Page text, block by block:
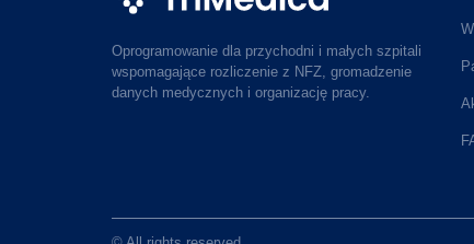
Oprogramowanie dla przychodni i małych szpitali
wspomagające rozliczenie z NFZ, gromadzenie
danych medycznych i organizację pracy.